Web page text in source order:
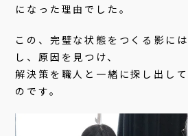
になった理由でした。
この、完璧な状態をつくる影に
し、原因を見つけ、
解決策を職人と一緒に探し出し
のです。